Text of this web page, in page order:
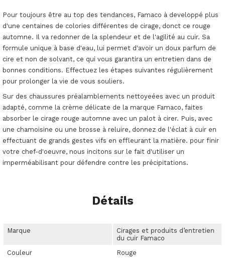
Pour toujours être au top des tendances, Famaco à developpé plus
d'une centaines de colories différentes de cirage, donct ce rouge
automne. Il va redonner de la splendeur et de l'agilité au cuir. Sa
formule unique à base d'eau, lui permet d'avoir un doux parfum de
cire et non de solvant, ce qui vous garantira un entretien dans de
bonnes conditions. Effectuez les étapes suivantes régulièrement
pour prolonger la vie de vous souliers.
Sur des chaussures préalamblements nettoyeées avec un produit
adapté, comme la crème délicate de la marque Famaco, faites
absorber le cirage rouge automne avec un palot à cirer. Puis, avec
une chamoisine ou une brosse à reluire, donnez de l'éclat à cuir en
effectuant de grands gestes vifs en effleurant la matière. pour finir
votre chef-d'oeuvre, nous incitons sur le fait d'utiliser un
imperméabilisant pour défendre contre les précipitations.
Détails
Marque
Cirages et produits d’entretien
du cuir Famaco
Couleur
Rouge